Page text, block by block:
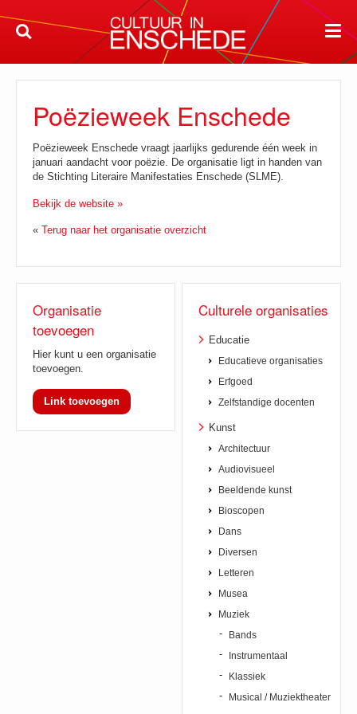
Poëzieweek Enschede
Poëzieweek Enschede vraagt jaarlijks gedurende één week in
januari aandacht voor poëzie. De organisatie ligt in handen van
de Stichting Literaire Manifestaties Enschede (SLME).
Bekijk de website »
« Terug naar het organisatie overzicht
Organisatie
toevoegen
Hier kunt u een organisatie
toevoegen.
Link toevoegen
Culturele organisaties
Educatie
Educatieve organisaties
Erfgoed
Zelfstandige docenten
Kunst
Architectuur
Audiovisueel
Beeldende kunst
Bioscopen
Dans
Diversen
Letteren
Musea
Muziek
Bands
Instrumentaal
Klassiek
Musical / Muziektheater